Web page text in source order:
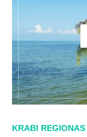
KRABI REGIONAS